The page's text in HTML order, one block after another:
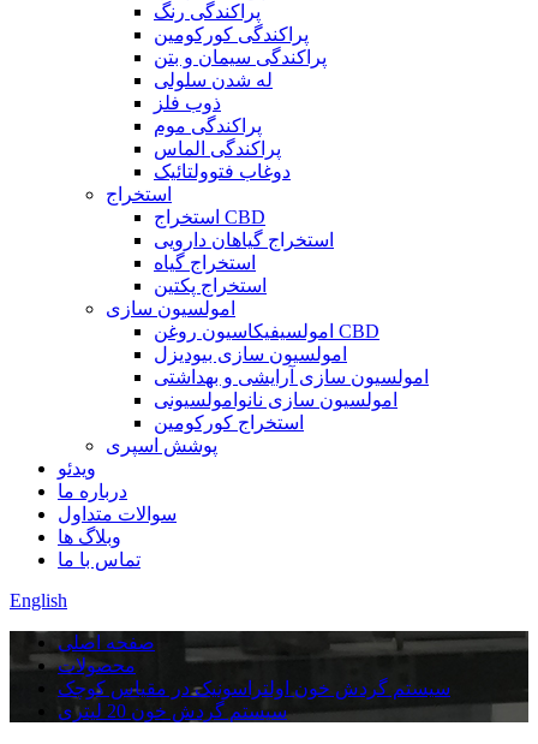
پراکندگی رنگ
پراکندگی کورکومین
پراکندگی سیمان و بتن
له شدن سلولی
ذوب فلز
پراکندگی موم
پراکندگی الماس
دوغاب فتوولتائیک
استخراج
استخراج CBD
استخراج گیاهان دارویی
استخراج گیاه
استخراج پکتین
امولسیون سازی
امولسیفیکاسیون روغن CBD
امولسیون سازی بیودیزل
امولسیون سازی آرایشی و بهداشتی
امولسیون سازی نانوامولسیونی
استخراج کورکومین
پوشش اسپری
ویدئو
درباره ما
سوالات متداول
وبلاگ ها
تماس با ما
English
صفحه اصلی
محصولات
سیستم گردش خون اولتراسونیک در مقیاس کوچک
سیستم گردش خون 20 لیتری